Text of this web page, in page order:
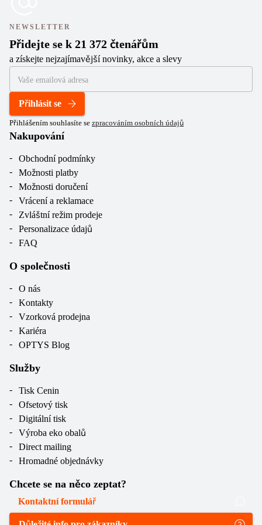
NEWSLETTER
Přidejte se k 21 372 čtenářům
a získejte nejzajímavější novinky, akce a slevy
Přihlásit se
Přihlášením souhlasíte se zpracováním osobních údajů
Nakupování
Obchodní podmínky
Možnosti platby
Možnosti doručení
Vrácení a reklamace
Zvláštní režim prodeje
Personalizace údajů
FAQ
O společnosti
O nás
Kontakty
Vzorková prodejna
Kariéra
OPTYS Blog
Služby
Tisk Cenin
Ofsetový tisk
Digitální tisk
Výroba eko obalů
Direct mailing
Hromadné objednávky
Chcete se na něco zeptat?
Kontaktní formulář